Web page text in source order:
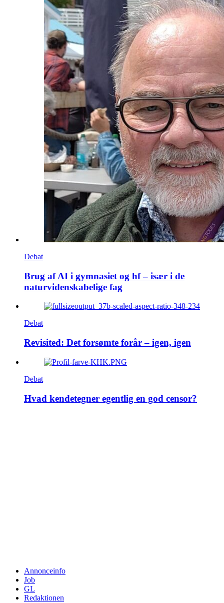
Debat
Brug af AI i gymnasiet og hf – især i de
naturvidenskabelige fag
Debat
Revisited: Det forsømte forår – igen, igen
Debat
Hvad kendetegner egentlig en god censor?
Annonceinfo
Job
GL
Redaktionen